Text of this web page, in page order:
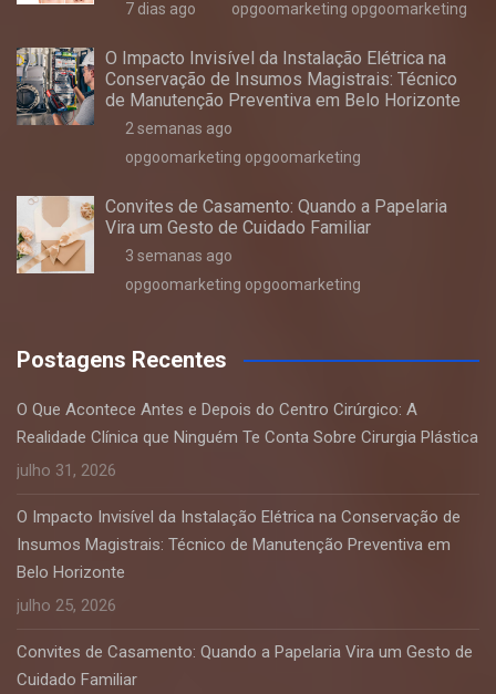
7 dias ago opgoomarketing opgoomarketing
O Impacto Invisível da Instalação Elétrica na
Conservação de Insumos Magistrais: Técnico
de Manutenção Preventiva em Belo Horizonte
2 semanas ago
opgoomarketing opgoomarketing
Convites de Casamento: Quando a Papelaria
Vira um Gesto de Cuidado Familiar
3 semanas ago
opgoomarketing opgoomarketing
Postagens Recentes
O Que Acontece Antes e Depois do Centro Cirúrgico: A
Realidade Clínica que Ninguém Te Conta Sobre Cirurgia Plástica
julho 31, 2026
O Impacto Invisível da Instalação Elétrica na Conservação de
Insumos Magistrais: Técnico de Manutenção Preventiva em
Belo Horizonte
julho 25, 2026
Convites de Casamento: Quando a Papelaria Vira um Gesto de
Cuidado Familiar